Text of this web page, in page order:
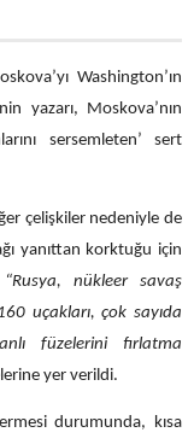
Washington’ın
yazarı, Moskova’nın
sersemleten’ sert
çelişkiler nedeniyle de
yanıttan korktuğu için
“Rusya, nükleer savaş
uçakları, çok sayıda
füzelerini fırlatma
yer verildi.
durumunda, kısa